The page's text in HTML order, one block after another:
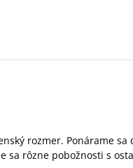
rozmer. Ponárame
sa rôzne pobožnosti s